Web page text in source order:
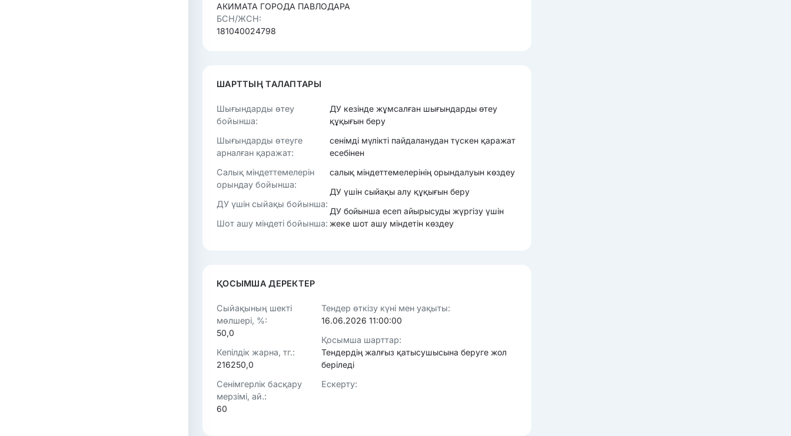
АКИМАТА ГОРОДА ПАВЛОДАРА
БСН/ЖСН:
181040024798
ШАРТТЫҢ ТАЛАПТАРЫ
Шығындарды өтеу
бойынша:
Шығындарды өтеуге
арналған қаражат:
Салық міндеттемелерін
орындау бойынша:
ДУ үшін сыйақы бойынша:
Шот ашу міндеті бойынша:
ДУ кезінде жұмсалған шығындарды өтеу
құқығын беру
сенімді мүлікті пайдаланудан түскен қаражат
есебінен
салық міндеттемелерінің орындалуын көздеу
ДУ үшін сыйақы алу құқығын беру
ДУ бойынша есеп айырысуды жүргізу үшін
жеке шот ашу міндетін көздеу
ҚОСЫМША ДЕРЕКТЕР
Сыйақының шекті
мөлшері, %:
50,0
Кепілдік жарна, тг.:
216250,0
Сенімгерлік басқару
мерзімі, ай.:
60
Тендер өткізу күні мен уақыты:
16.06.2026 11:00:00
Қосымша шарттар:
Тендердің жалғыз қатысушысына беруге жол
беріледі
Ескерту: